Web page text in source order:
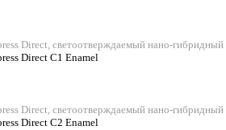
Direct, светоотверждаемый нано-гибридный
Direct C1 Enamel
Direct, светоотверждаемый нано-гибридный
Direct C2 Enamel